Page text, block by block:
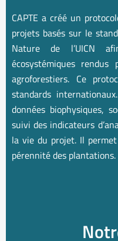
CAPTE a créé un
projets basés sur le
Nature de l’UICN
écosystémiques
agroforestiers. Ce
standards
données biophysiques,
suivi des indicateurs
la vie du projet. Il
pérennité des plantations.